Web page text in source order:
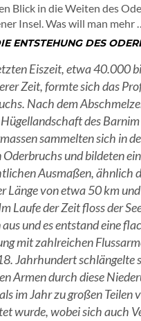
Blick in die Weiten des
Insel. Was will man mehr
ENTSTEHUNG DES
Eiszeit, etwa 40.000
Zeit, formte sich das
Nach dem
des Barnim
sammelten sich in
Oderbruchs und bildeten
Ausmaßen, ähnlich
Länge von etwa 50 km
Laufe der Zeit floss der
und es entstand eine
mit zahlreichen
Jahrhundert schlängelte
Armen durch diese
im Jahr zu großen Teilen
wurde, wobei sich auch